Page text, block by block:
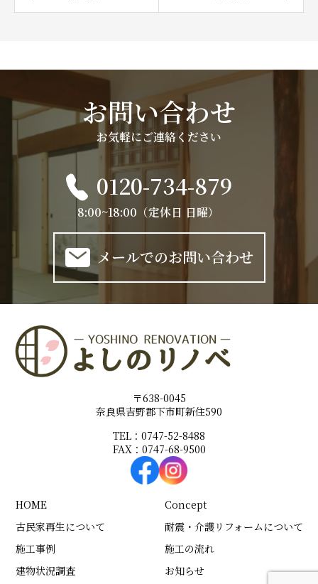
お問い合わせ
お気軽にご連絡ください
0120-734-879
8:00~18:00（定休日 日曜）
メールでのお問い合わせ
〒638-0045
奈良県吉野郡下市町新住590
TEL：0747-52-8488
FAX：0747-68-9500
HOME
Concept
古民家再生について
耐震・介護リフォームについて
施工事例
施工の流れ
建物状況調査
お知らせ